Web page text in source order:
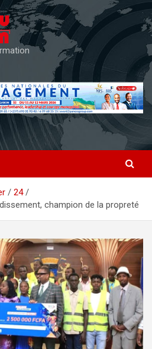
24
champion de la propreté